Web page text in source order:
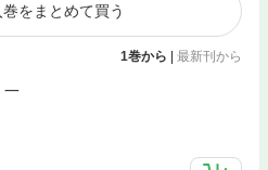
をまとめて買う
1巻から | 最新刊から